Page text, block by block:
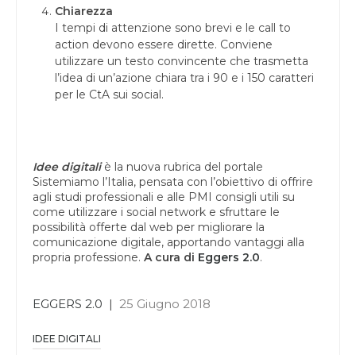
Chiarezza
I tempi di attenzione sono brevi e le call to
action devono essere dirette. Conviene
utilizzare un testo convincente che trasmetta
l’idea di un’azione chiara tra i 90 e i 150 caratteri
per le CtA sui social.
Idee digitaliè la nuova rubrica del portale
Sistemiamo l’Italia, pensata con l’obiettivo di offrire
agli studi professionali e alle PMI consigli utili su
come utilizzare i social network e sfruttare le
possibilità offerte dal web per migliorare la
comunicazione digitale, apportando vantaggi alla
propria professione. A cura di Eggers 2.0.
EGGERS 2.0 | 25 Giugno 2018
IDEE DIGITALI